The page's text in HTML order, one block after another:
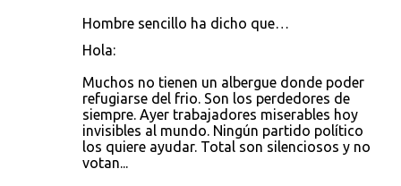
Hombre sencillo ha dicho que…
Hola:
Muchos no tienen un albergue donde poder
refugiarse del frio. Son los perdedores de
siempre. Ayer trabajadores miserables hoy
invisibles al mundo. Ningún partido político
los quiere ayudar. Total son silenciosos y no
votan...